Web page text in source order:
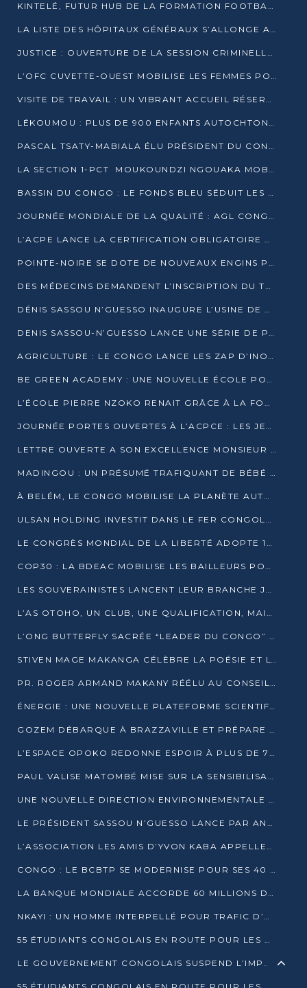
KINTELÉ, FUTUR HUB DE LA FORMATION FOOTBALLISTIQUE AFRICAINE ?
LA LISTE DES HÔPITAUX GÉNÉRAUX S’ALLONGE AU CONGO
JUSTICE : OUVERTURE DE LA SESSION CRIMINELLE À BRAZZAVILLE AVEC 52 DOSSIERS AU RÔLE
L’OFC CUVETTE-OUEST MOBILISE LES FEMMES POUR ACCUEILLIR LE PRÉSIDENT DE LA RÉPUBLIQUE
VISITE DE TRAVAIL : UN VIBRANT ACCUEIL RÉSERVÉ À DENIS SASSOU-N’GUESSO PAR L’ASSOCIATION « LES AMIS DE WOMO »
LÉKOUMOU : PLUS DE 900 ENFANTS AUTOCHTONES REÇOIVENT DES KITS SCOLAIRES GRÂCE À L’ESPACE OPOKO
PASCAL TSATY-MABIALA ÉLU PRÉSIDENT DU CONSEIL NATIONAL DE L’UPADS
LA SECTION 1-PCT MOUKOUNDZI NGOUAKA MOBILISE 100 000 FCFA POUR LE 6ᵉ CONGRÈS DU PARTI
BASSIN DU CONGO : LE FONDS BLEU SÉDUIT LES BAILLEURS À BELÉM
JOURNÉE MONDIALE DE LA QUALITÉ : AGL CONGO FORME ET SENSIBILISE LES JEUNES TALENTS
L’ACPE LANCE LA CERTIFICATION OBLIGATOIRE DES CONTRATS DE TRAVAIL DES TRANSPORTEURS
POINTE-NOIRE SE DOTE DE NOUVEAUX ENGINS POUR L’ASSAINISSEMENT ET L’ENTRETIEN ROUTIER
DES MÉDECINS DEMANDENT L’INSCRIPTION DU TRAITEMENT DU PIED-BOT DANS LES CURSUS UNIVERSITAIRES
DÉNIS SASSOU N’GUESSO INAUGURE L’USINE DE VALORISATION DU GAZ ASSOCIÉ
DENIS SASSOU-N’GUESSO LANCE UNE SÉRIE DE PROJETS DANS LE KOUILOU
AGRICULTURE : LE CONGO LANCE LES ZAP D’INONI ET YONO
BE GREEN ACADEMY : UNE NOUVELLE ÉCOLE POUR LES MÉTIERS DE L’ÉCOLOGIE À POINTE-NOIRE
L’ÉCOLE PIERRE NZOKO RENAIT GRÂCE À LA FONDATION MUCODEC
JOURNÉE PORTES OUVERTES À L’ACPCE : LES JEUNES EN IMMERSION DANS L’ENTREPRISE
LETTRE OUVERTE A SON EXCELLENCE MONSIEUR DENIS SASSOU NGUESSO, PRESIDENT DE LAREPUBLIQUE DU CONGO
MADINGOU : UN PRÉSUMÉ TRAFIQUANT DE BÉBÉ CHIMPANZÉ FIXÉ SUR SON SORT LE 20 NOVEMBRE
À BELÉM, LE CONGO MOBILISE LA PLANÈTE AUTOUR DU FONDS BLEU POUR LE BASSIN DU CONGO
ULSAN HOLDING INVESTIT DANS LE FER CONGOLAIS
LE CONGRÈS MONDIAL DE LA LIBERTÉ ADOPTE 14 RÉSOLUTIONS HISTORIQUES
COP30 : LA BDEAC MOBILISE LES BAILLEURS POUR LE FONDS BLEU DU BASSIN DU CONGO
LES SOUVERAINISTES LANCENT LEUR BRANCHE JEUNE À BRAZZAVILLE
L’AS OTOHO, UN CLUB, UNE QUALIFICATION, MAIS ENCORE DES DOUTES
L’ONG BUTTERFLY SACRÉE “LEADER DU CONGO” AU PRIX D’EXCELLENCE 2025
STIVEN MAGE MAKANGA CÉLÈBRE LA POÉSIE ET L’HUMAIN AVEC SON RECUEIL “HECTARE”
PR. ROGER ARMAND MAKANY RÉÉLU AU CONSEIL DE L’AUF
ÉNERGIE : UNE NOUVELLE PLATEFORME SCIENTIFIQUE POUR LA TRANSITION ÉNERGÉTIQUE EN AFRIQUE CENTRALE
GOZEM DÉBARQUE À BRAZZAVILLE ET PRÉPARE SON ARRIVÉE À POINTE-NOIRE
L’ESPACE OPOKO REDONNE ESPOIR À PLUS DE 775 ÉLÈVES AUTOCHTONES DANS LE NORD DU CONGO
PAUL VALISE MATOMBÉ MISE SUR LA SENSIBILISATION POUR ÉRAQUER LE GRAND BANDITISME
UNE NOUVELLE DIRECTION ENVIRONNEMENTALE POUR RENFORCER LA GESTION DES DONNÉES AU CONGO
LE PRÉSIDENT SASSOU N’GUESSO LANCE PAR ANTICIPATION LA 39ÈME JOURNÉE NATIONALE DE L’ARBRE
L’ASSOCIATION LES AMIS D’YVON KABA APPELLENT DENIS SASSOU N’GUESSO À SE PORTER CANDIDAT
CONGO : LE BCBTP SE MODERNISE POUR SES 40 ANS D’EXISTENCE
LA BANQUE MONDIALE ACCORDE 60 MILLIONS DE DOLLARS POUR LA RÉSILIENCE URBAINE AU CONGO
NKAYI : UN HOMME INTERPELLÉ POUR TRAFIC D’UN BÉBÉ CHIMPANZÉ
55 ÉTUDIANTS CONGOLAIS EN ROUTE POUR LES UNIVERSITÉS ALGÉRIENNES
LE GOUVERNEMENT CONGOLAIS SUSPEND L’IMPORTATION DES MACHETTES ET DES MOTOS